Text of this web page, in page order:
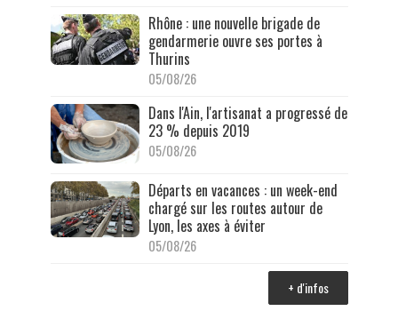
Rhône : une nouvelle brigade de
gendarmerie ouvre ses portes à
Thurins
05/08/26
Dans l'Ain, l'artisanat a progressé de
23 % depuis 2019
05/08/26
Départs en vacances : un week-end
chargé sur les routes autour de
Lyon, les axes à éviter
05/08/26
+ d'infos